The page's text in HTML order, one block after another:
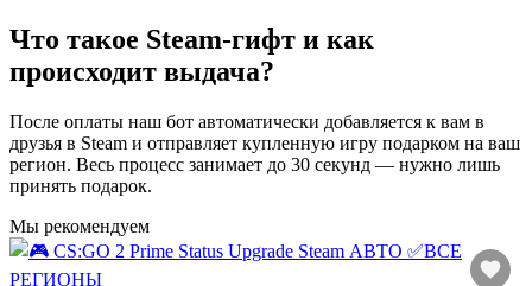
Что такое Steam-гифт и как
происходит выдача?
После оплаты наш бот автоматически добавляется к вам в
друзья в Steam и отправляет купленную игру подарком на ваш
регион. Весь процесс занимает до 30 секунд — нужно лишь
принять подарок.
Мы рекомендуем